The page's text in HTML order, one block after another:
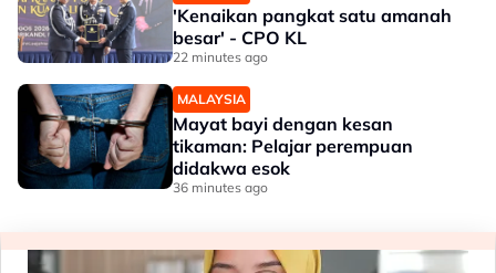
'Kenaikan pangkat satu amanah
besar' - CPO KL
22 minutes ago
MALAYSIA
Mayat bayi dengan kesan
tikaman: Pelajar perempuan
didakwa esok
36 minutes ago